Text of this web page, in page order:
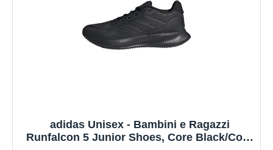
adidas Unisex - Bambini e Ragazzi
Runfalcon 5 Junior Shoes, Core Black/Core